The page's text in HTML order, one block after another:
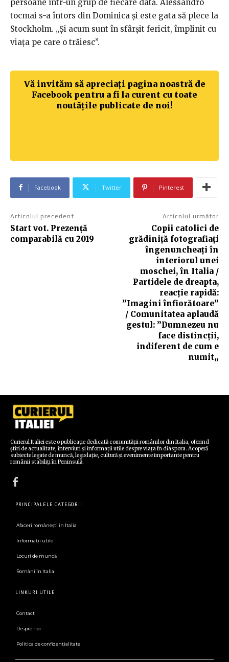
persoane într-un grup de fiecare dată. Alessandro
tocmai s-a întors din Dominica și este gata să plece la
Stockholm. „Și acum sunt în sfârșit fericit, împlinit cu
viața pe care o trăiesc”.
Vă invităm să apreciați pagina noastră de
Facebook pentru a fi la curent cu toate
noutățile publicate de noi!
Facebook Twitter Pinterest
Articolul precedent
Start vot. Prezență
comparabilă cu 2019
Articolul următor
Copii catolici de
grădiniță fotografiați
îngenuncheați în
interiorul unei
moschei, în Italia /
Partidele de dreapta,
reacție rapidă:
”Imagini înfiorătoare”
/ Comunitatea aplaudă
gestul: ”Dumnezeu nu
face distincții,
indiferent de cum e
numit„
Curierul Italiei este o publicație dedicată comunității românilor din Italia, oferind
știri de actualitate, interviuri și informații utile despre viața în diaspora. Acoperă
subiecte legate de muncă, legislație, cultură și evenimente importante pentru
românii stabiliți în Peninsulă.
PRINCIPALELE CATEGORII
Afaceri românești în Italia
Informații utile
Locuri de muncă
Români în Italia
LINKURI UTILE
Contact
Despre noi
Politica de confidenţialitate